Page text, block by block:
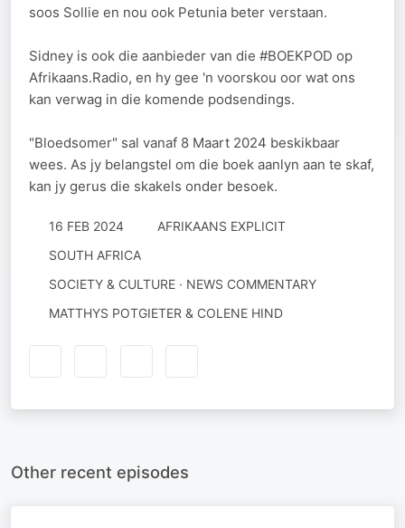
soos Sollie en nou ook Petunia beter verstaan.
Sidney is ook die aanbieder van die #BOEKPOD op
Afrikaans.Radio, en hy gee 'n voorskou oor wat ons
kan verwag in die komende podsendings.
"Bloedsomer" sal vanaf 8 Maart 2024 beskikbaar
wees. As jy belangstel om die boek aanlyn aan te skaf,
kan jy gerus die skakels onder besoek.
16 FEB 2024
AFRIKAANS EXPLICIT
SOUTH AFRICA
SOCIETY & CULTURE · NEWS COMMENTARY
MATTHYS POTGIETER & COLENE HIND
Other recent episodes